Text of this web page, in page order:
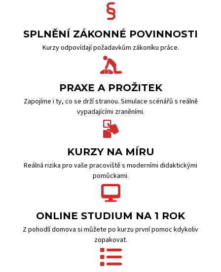
SPLNĚNÍ ZÁKONNÉ POVINNOSTI
Kurzy odpovídají požadavkům zákoníku práce.
PRAXE A PROŽITEK
Zapojíme i ty, co se drží stranou. Simulace scénářů s reálně
vypadajícími zraněními.
KURZY NA MÍRU
Reálná rizika pro vaše pracoviště s moderními didaktickými
pomůckami.
ONLINE STUDIUM NA 1 ROK
Z pohodlí domova si můžete po kurzu první pomoc kdykoliv
zopakovat.